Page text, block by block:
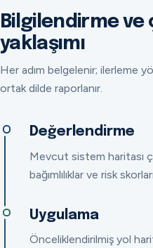
Bilgilendirme ve
yaklaşımı
Her adım belgelenir; ilerleme
ortak dilde raporlanır.
Değerlendirme
Mevcut sistem haritası
bağımlılıklar ve risk
Uygulama
Önceliklendirilmiş yol